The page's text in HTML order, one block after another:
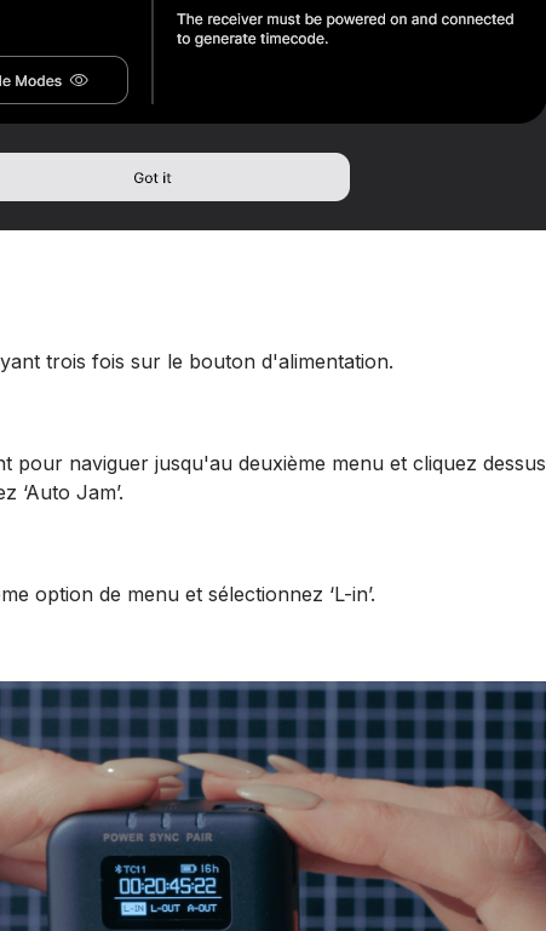
trois fois sur le bouton d'alimentation.
pour naviguer jusqu'au deuxième menu et cliquez dessus
‘Auto Jam’.
option de menu et sélectionnez ‘L-in’.